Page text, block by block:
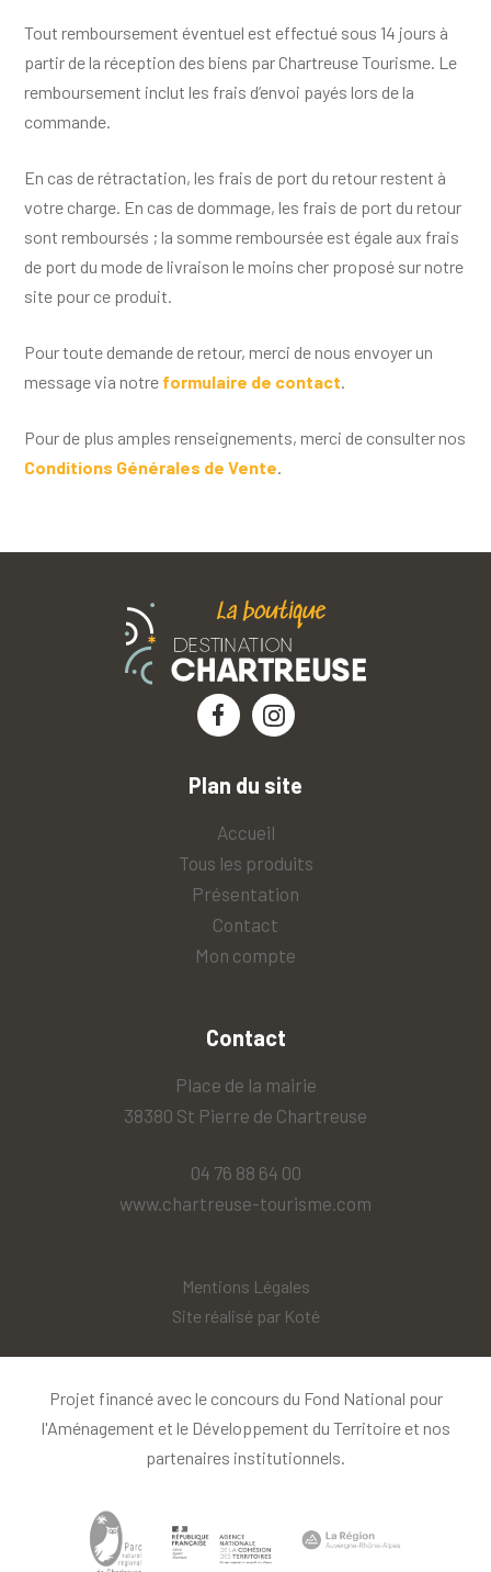
Tout remboursement éventuel est effectué sous 14 jours à
partir de la réception des biens par Chartreuse Tourisme. Le
remboursement inclut les frais d’envoi payés lors de la
commande.
En cas de rétractation, les frais de port du retour restent à
votre charge. En cas de dommage, les frais de port du retour
sont remboursés ; la somme remboursée est égale aux frais
de port du mode de livraison le moins cher proposé sur notre
site pour ce produit.
Pour toute demande de retour, merci de nous envoyer un
message via notre formulaire de contact.
Pour de plus amples renseignements, merci de consulter nos
Conditions Générales de Vente.
Plan du site
Accueil
Tous les produits
Présentation
Contact
Mon compte
Contact
Place de la mairie
38380 St Pierre de Chartreuse
04 76 88 64 00
www.chartreuse-tourisme.com
Mentions Légales
Site réalisé par Koté
Projet financé avec le concours du Fond National pour
l'Aménagement et le Développement du Territoire et nos
partenaires institutionnels.